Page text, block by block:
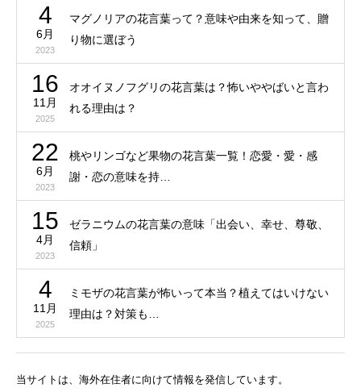
4
6月
2023
マグノリアの花言葉って？意味や由来を知って、贈
り物に選ぼう
16
11月
2025
オオイヌノフグリの花言葉は？怖いややばいと言わ
れる理由は？
22
6月
2023
桃やリンゴなど果物の花言葉一覧！恋愛・愛・感
謝・恋の意味を持…
15
4月
2023
ゼラニウムの花言葉の意味「出会い、幸せ、尊敬、
信頼」
4
11月
2025
ミモザの花言葉が怖いって本当？植えてはいけない
理由は？対策も…
当サイトは、海外在住者に向けて情報を発信しています。